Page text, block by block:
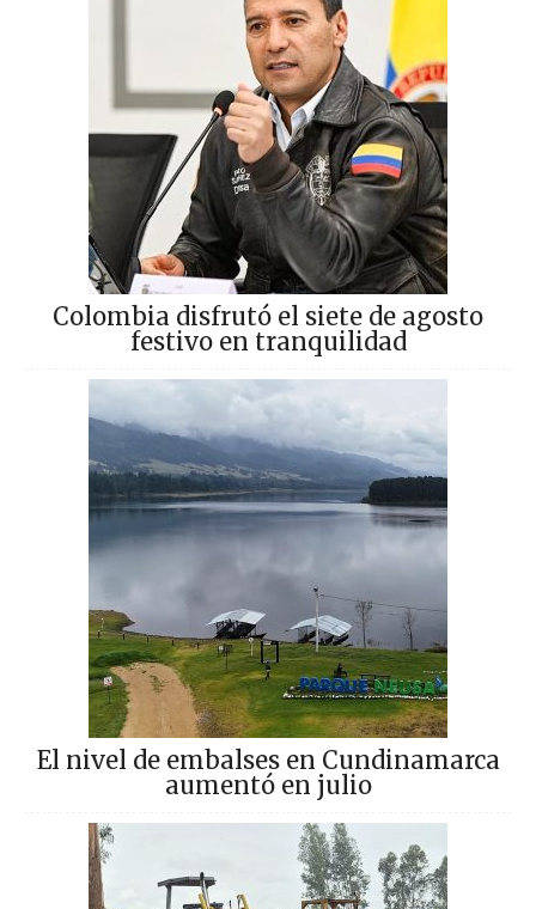
Colombia disfrutó el siete de agosto
festivo en tranquilidad
El nivel de embalses en Cundinamarca
aumentó en julio